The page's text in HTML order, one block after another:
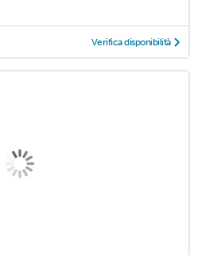
Verifica disponibilità